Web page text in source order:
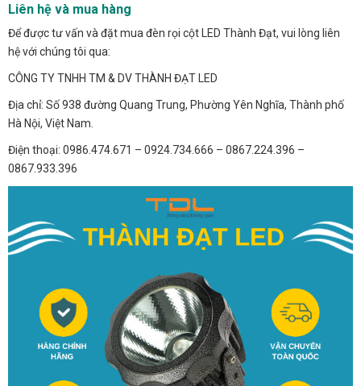
Liên hệ và mua hàng
Để được tư vấn và đặt mua đèn rọi cột LED Thành Đạt, vui lòng liên
hệ với chúng tôi qua:
CÔNG TY TNHH TM & DV THÀNH ĐẠT LED
Địa chỉ: Số 938 đường Quang Trung, Phường Yên Nghĩa, Thành phố
Hà Nội, Việt Nam.
Điện thoại: 0986.474.671 – 0924.734.666 – 0867.224.396 –
0867.933.396